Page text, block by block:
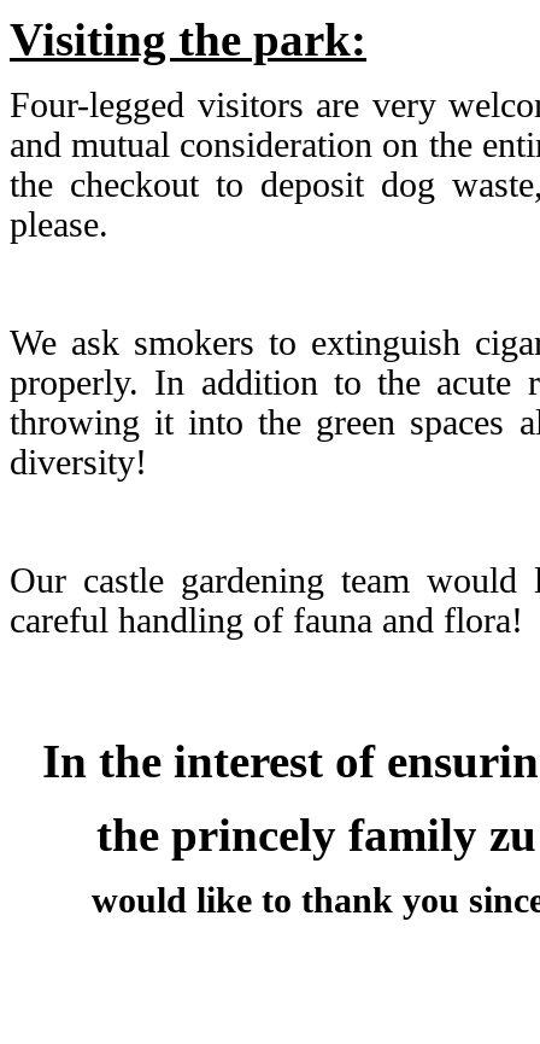
Visiting the park:
Four-legged visitors are very
and mutual consideration on the
the checkoutto deposit dog
please.
We ask smokers to extinguish
properly. In addition to the
throwing it into the green spaces
diversity!
Our castle gardening team
careful handling of fauna and flora!
In the interest of
the princely family
would like to thank you